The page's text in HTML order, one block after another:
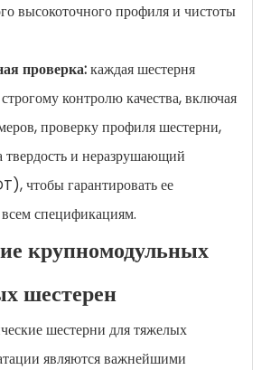
высокоточного профиля и чистоты
проверка:каждая шестерня
контролю качества, включая
проверку профиля шестерни,
твердость и неразрушающий
чтобы гарантировать ее
всем спецификациям.
крупномодульных
шестерен
шестерни для тяжелых
являются важнейшими